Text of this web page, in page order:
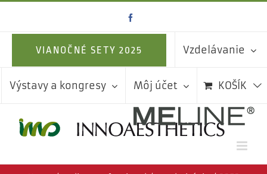
contentVIANOČNÉ SETY 2025 Vzdelávanie
Výstavy a kongresy Môj účet KOŠÍK